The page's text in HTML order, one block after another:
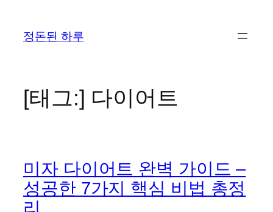
정돈된 하루
[태그:] 다이어트
미자 다이어트 완벽 가이드 –
성공한 7가지 핵심 비법 총정
리